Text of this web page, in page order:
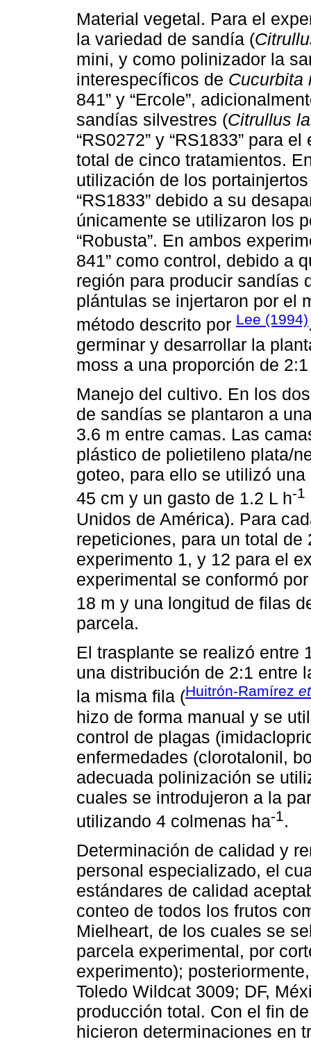
Material vegetal. Para el
la variedad de sandía (
mini, y como polinizador la
interespecíficos de Cucurbita
841” y “Ercole”,
sandías silvestres (Citrullus
“RS0272” y “RS1833” para
total de cinco tratamientos.
utilización de los
“RS1833” debido a su
únicamente se utilizaron los
“Robusta”. En ambos
841” como control, debido a
región para producir sandías
plántulas se injertaron por el
método descrito por Lee (1994)
germinar y desarrollar la
moss a una proporción de
Manejo del cultivo. En los
de sandías se plantaron a
3.6 m entre camas. Las
plástico de polietileno plata/
goteo, para ello se utilizó
45 cm y un gasto de 1.2 L h-1
Unidos de América). Para
repeticiones, para un total
experimento 1, y 12 para el
experimental se conformó
18 m y una longitud de filas
parcela.
El trasplante se realizó entre
una distribución de 2:1 entre
la misma fila (Huitrón-Ramírez
hizo de forma manual y se
control de plagas
enfermedades (clorotalonil,
adecuada polinización se
cuales se introdujeron a la
utilizando 4 colmenas ha-1.
Determinación de calidad y
personal especializado, el
estándares de calidad
conteo de todos los frutos
Mielheart, de los cuales se
parcela experimental, por
experimento);
Toledo Wildcat 3009; DF,
producción total. Con el fin
hicieron determinaciones en